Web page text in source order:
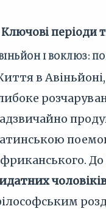
Ключові періоди
І ВОКЛЮЗ:
в Авіньйоні,
До